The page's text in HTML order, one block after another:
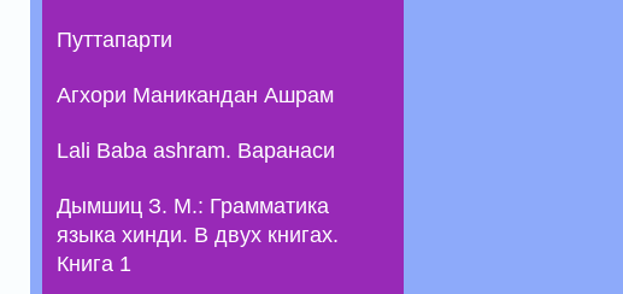
Путтапарти
Агхори Маникандан Ашрам
Lali Baba ashram. Варанаси
Дымшиц З. М.: Грамматика
языка хинди. В двух книгах.
Книга 1